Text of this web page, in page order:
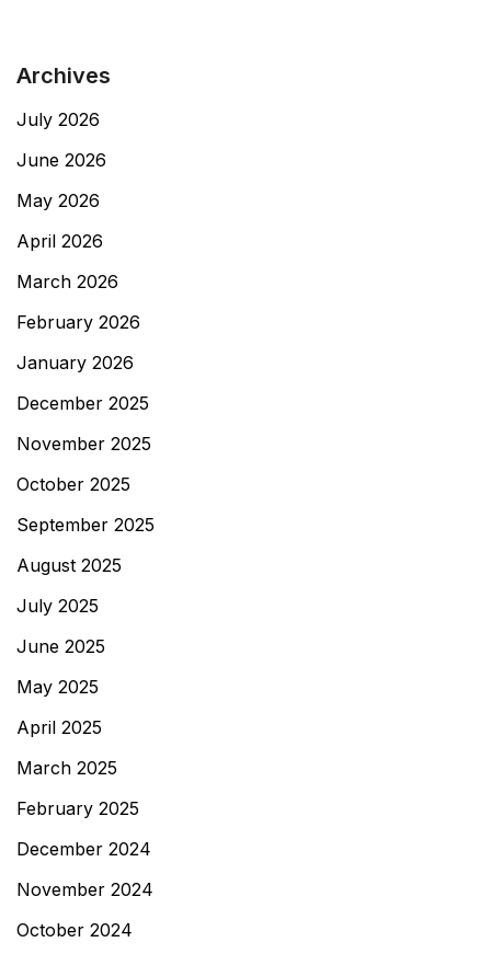
Archives
July 2026
June 2026
May 2026
April 2026
March 2026
February 2026
January 2026
December 2025
November 2025
October 2025
September 2025
August 2025
July 2025
June 2025
May 2025
April 2025
March 2025
February 2025
December 2024
November 2024
October 2024